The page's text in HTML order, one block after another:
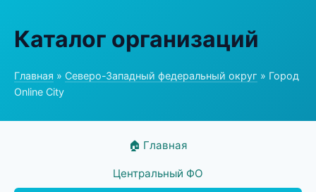
Каталог организаций
Главная » Северо-Западный федеральный округ » Город
Online City
🏠 Главная
Центральный ФО